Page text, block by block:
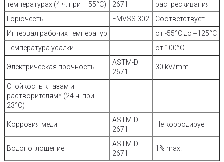
температурах (4 ч. при – 55°C)
2671
растрескивания
Горючесть
FMVSS 302
Соответствует
Интервал рабочих температур
от -55°С до +125°С
Температура усадки
от 100°С
Электрическая прочность
ASTM-D
2671
30 kV/mm
Стойкость к газам и
растворителям* (24 ч. при
23°C)
Коррозия меди
ASTM-D
2671
Не корродирует
Водопоглощение
ASTM-D
2671
1% max.